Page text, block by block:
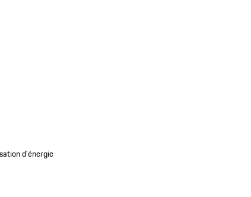
d'énergie